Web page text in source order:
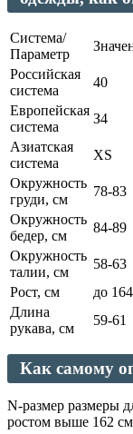
Система/
Параметр
Российская
система
40
Европейская
система
З4
Азиатская
система
XS
Окружность
груди, см
78-83
Окружность
бедер, см
84-89
Окружность
талии, см
58-63
Рост, см
до 164
Длина
рукава, см
59-61
Как самому
N-размер размеры
ростом выше 162